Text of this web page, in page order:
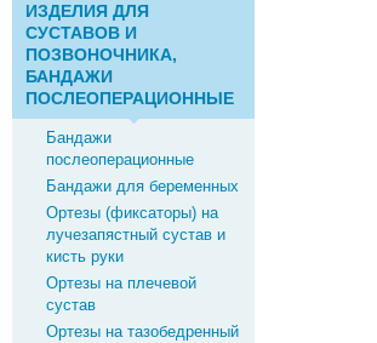
ИЗДЕЛИЯ ДЛЯ
СУСТАВОВ И
ПОЗВОНОЧНИКА,
БАНДАЖИ
ПОСЛЕОПЕРАЦИОННЫЕ
Бандажи
послеоперационные
Бандажи для беременных
Ортезы (фиксаторы) на
лучезапястный сустав и
кисть руки
Ортезы на плечевой
сустав
Ортезы на тазобедренный